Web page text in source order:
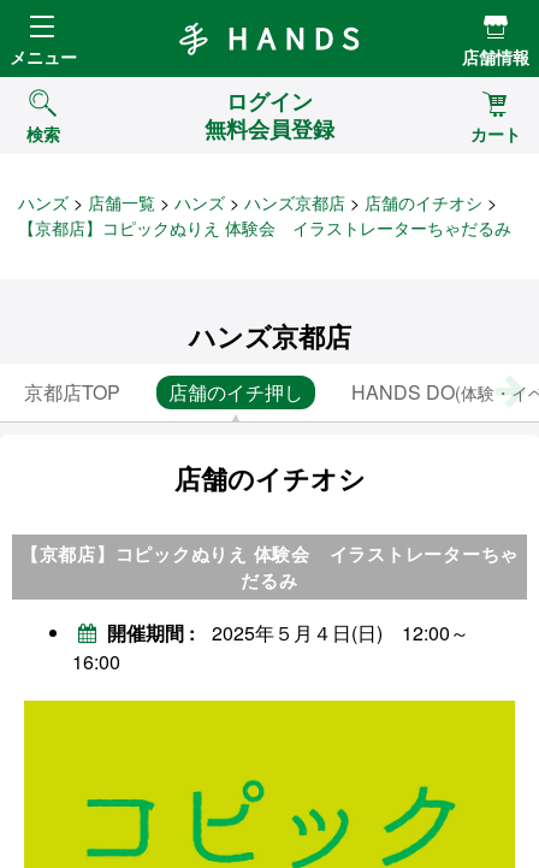
Hands ハンズ
メニュー 店舗情報
検索
ログイン
無料会員登録
カート
ハンズ 店舗一覧 ハンズ ハンズ京都店
店舗のイチオシ
【京都店】コピックぬりえ 体験会 イラストレーターちゃだるみ
ハンズ京都店
京都店TOP 店舗のイチ押し HANDS DO(体験・イ
店舗のイチオシ
【京都店】コピックぬりえ 体験会 イラストレーターちゃ
だるみ
開催期間
2025年５月４日(日) 12:00～
16:00